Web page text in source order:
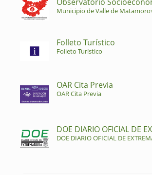
Municipio de Valle de
Folleto Turístico
Folleto Turístico
OAR Cita Previa
OAR Cita Previa
DOE DIARIO OFICIAL DE
DOE DIARIO OFICIAL DE